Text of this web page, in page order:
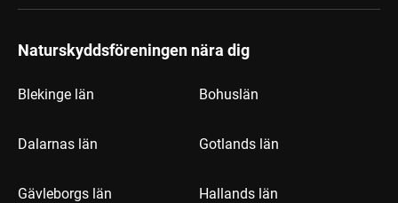
Naturskyddsföreningen nära dig
Blekinge län Bohuslän
Dalarnas län Gotlands län
Gävleborgs län Hallands län